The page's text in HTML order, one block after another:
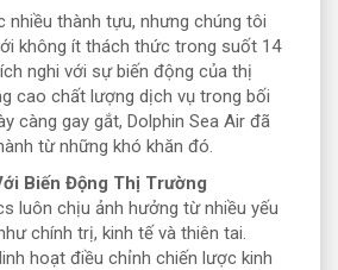
nhiều thành tựu, nhưng chúng tôi
không ít thách thức trong suốt 14
nghi với sự biến động của thị
cao chất lượng dịch vụ trong bối
càng gay gắt, Dolphin Sea Air đã
từ những khó khăn đó.
Biến Động Thị Trường
luôn chịu ảnh hưởng từ nhiều yếu
chính trị, kinh tế và thiên tai.
hoạt điều chỉnh chiến lược kinh